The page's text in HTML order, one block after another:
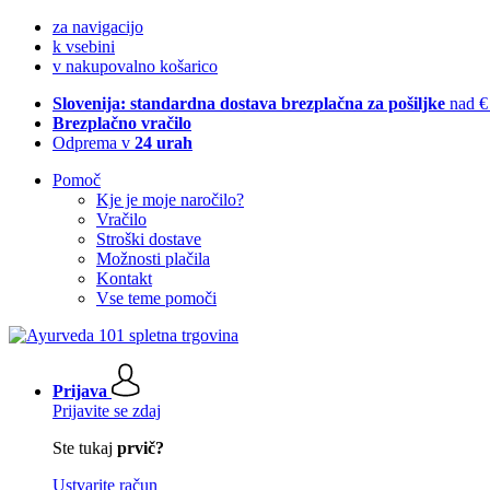
za navigacijo
k vsebini
v nakupovalno košarico
Slovenija: standardna dostava brezplačna za pošiljke nad
Brezplačno vračilo
Odprema v 24 urah
Pomoč
Kje je moje naročilo?
Vračilo
Stroški dostave
Možnosti plačila
Kontakt
Vse teme pomoči
Prijava
Prijavite se zdaj
Ste tukaj prvič?
Ustvarite račun